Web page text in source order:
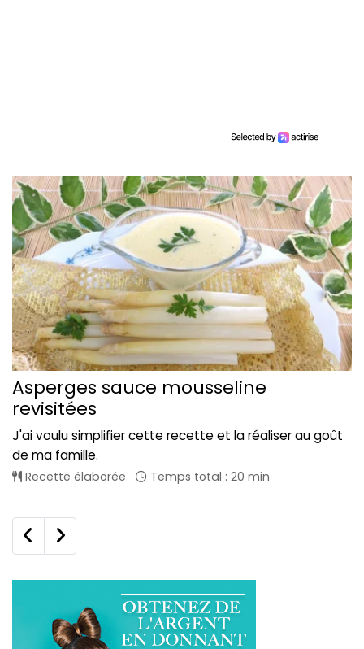
Asperges sauce mousseline
revisitées
J'ai voulu simplifier cette recette et la réaliser au goût
de ma famille.
Recette élaborée Temps total : 20 min